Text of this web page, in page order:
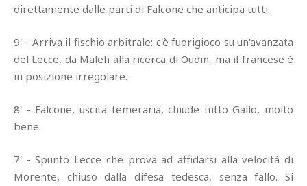
direttamente dalle parti di Falcone che anticipa tutti.
9' - Arriva il fischio arbitrale: c'è fuorigioco su un'avanzata
del Lecce, da Maleh alla ricerca di Oudin, ma il francese è
in posizione irregolare.
8' - Falcone, uscita temeraria, chiude tutto Gallo, molto
bene.
7' - Spunto Lecce che prova ad affidarsi alla velocità di
Morente, chiuso dalla difesa tedesca, senza fallo. Si